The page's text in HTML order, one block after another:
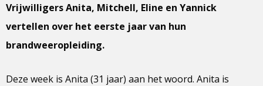
Vrijwilligers Anita, Mitchell, Eline en Yannick
vertellen over het eerste jaar van hun
brandweeropleiding.
Deze week is Anita (31 jaar) aan het woord. Anita is